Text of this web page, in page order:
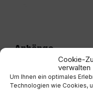
Cookie-
verwalten
Um Ihnen ein optimales
Technologien wie Cookies,
Anhänge